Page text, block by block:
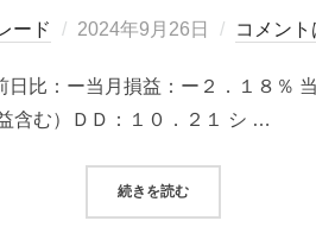
ード
投
日:
2024年9月26日 コメン
比：ー当月損益：ー２．１８％
含む）ＤＤ：１０．２１ シ …
続きを読む“2024/09/26 シス